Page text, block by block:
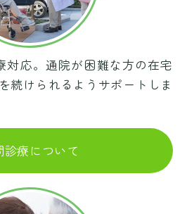
対応。通院が困難な方の在宅
続けられるようサポートしま
診療について